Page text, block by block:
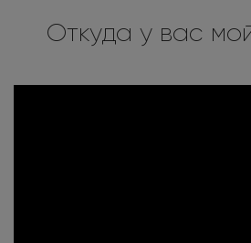
Откуда у вас